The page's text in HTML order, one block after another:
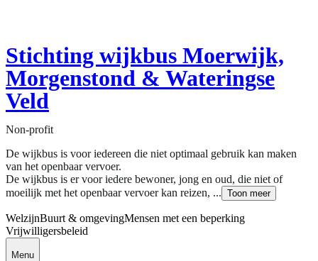
Stichting wijkbus Moerwijk,
Morgenstond & Wateringse
Veld
Non-profit
De wijkbus is voor iedereen die niet optimaal gebruik kan maken
van het openbaar vervoer.
De wijkbus is er voor iedere bewoner, jong en oud, die niet of
moeilijk met het openbaar vervoer kan reizen, ... Toon meer
WelzijnBuurt & omgevingMensen met een beperking
Vrijwilligersbeleid
Menu